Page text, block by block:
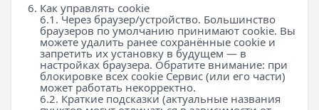
Как управлять cookie
6.1. Через браузер/устройство. Большинство
браузеров по умолчанию принимают cookie. Вы
можете удалить ранее сохранённые cookie и
запретить их установку в будущем — в
настройках браузера. Обратите внимание: при
блокировке всех cookie Сервис (или его части)
может работать некорректно.
6.2. Краткие подсказки (актуальные названия